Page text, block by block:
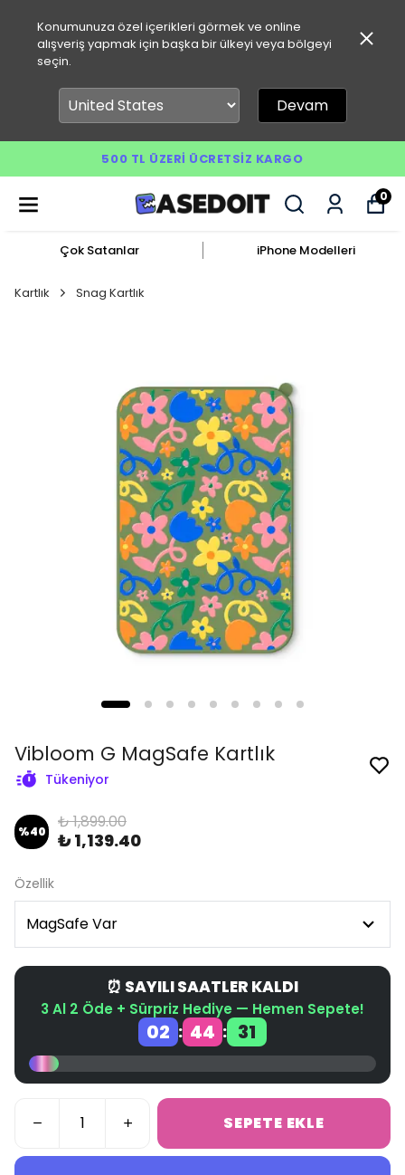
Konumunuza özel içerikleri görmek ve online
alışveriş yapmak için başka bir ülkeyi veya bölgeyi
seçin.
Devam
500 TL ÜZERI ÜCRETSIZ KARGO
0
Çok Satanlar iPhone Modelleri
Kartlık Snag Kartlık
Vibloom G MagSafe Kartlık
Tükeniyor
%40 ₺ 1,899.00
₺ 1,139.40
Özellik
⏰ SAYILI SAATLER KALDI
3 Al 2 Öde + Sürpriz Hediye — Hemen Sepete!
02 : 44 : 30
SEPETE EKLE